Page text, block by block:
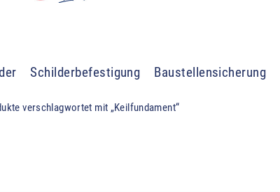
Schilderbefestigung Baustellensicherung
verschlagwortet mit „Keilfundament“